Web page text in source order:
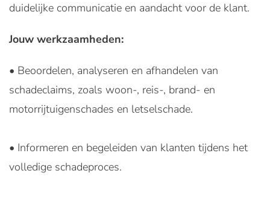
duidelijke communicatie en aandacht voor de klant.
Jouw werkzaamheden:
• Beoordelen, analyseren en afhandelen van
schadeclaims, zoals woon-, reis-, brand- en
motorrijtuigenschades en letselschade.
• Informeren en begeleiden van klanten tijdens het
volledige schadeproces.